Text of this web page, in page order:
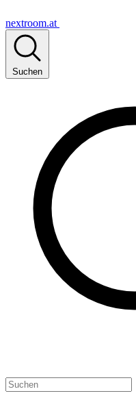
nextroom.at
Suchen